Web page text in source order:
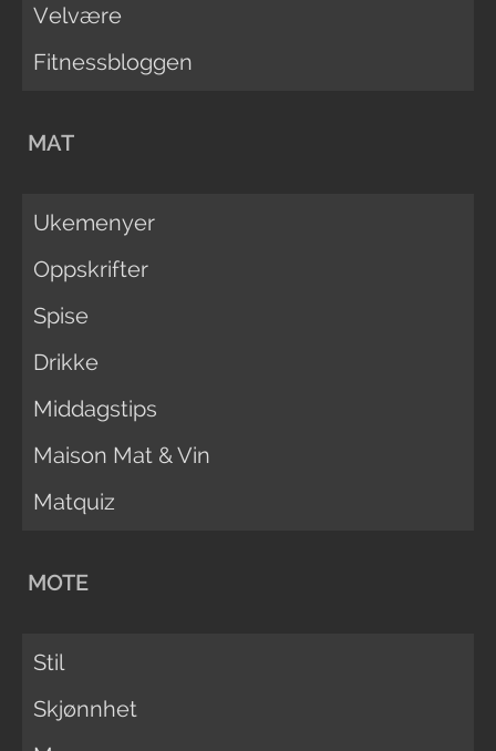
Velvære
Fitnessbloggen
MAT
Ukemenyer
Oppskrifter
Spise
Drikke
Middagstips
Maison Mat & Vin
Matquiz
MOTE
Stil
Skjønnhet